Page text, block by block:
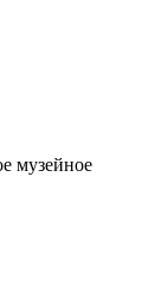
музейное